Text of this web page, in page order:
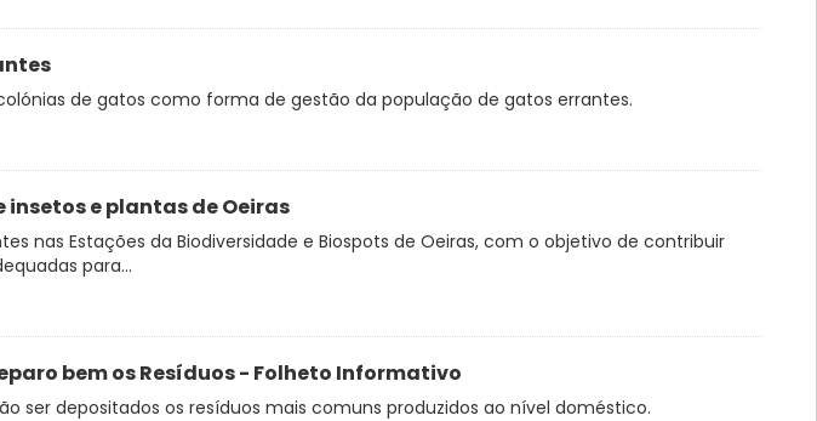
de gatos como forma de gestão da população de gatos errantes.
e plantas de Oeiras
nas Estações da Biodiversidade e Biospots de Oeiras, com o objetivo de contribuir
para...
bem os Resíduos - Folheto Informativo
ser depositados os resíduos mais comuns produzidos ao nível doméstico.